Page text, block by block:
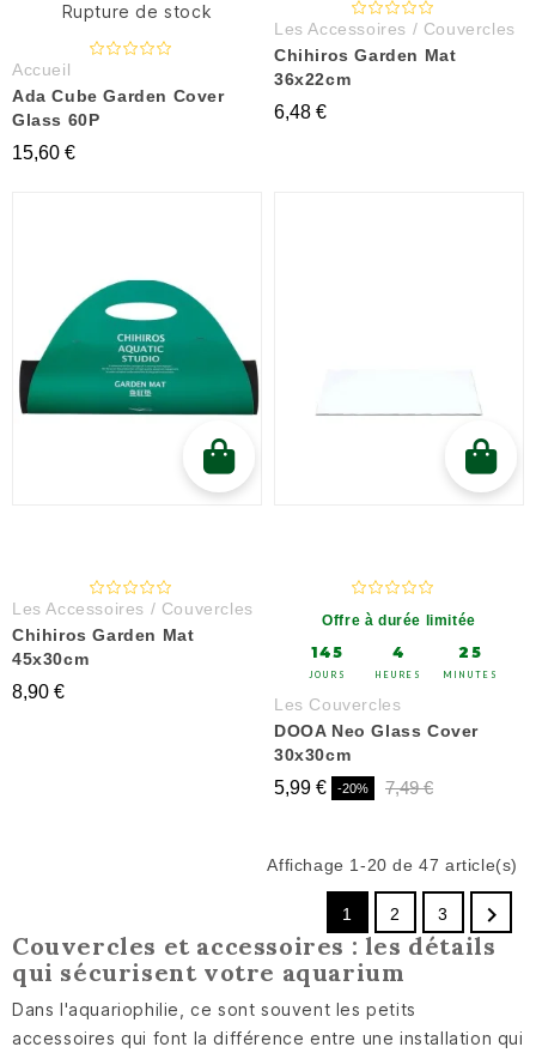
Rupture de stock
Accueil
Ada Cube Garden Cover
Glass 60P
15,60 €
Les Accessoires / Couvercles
Chihiros Garden Mat
36x22cm
6,48 €
Les Accessoires / Couvercles
Chihiros Garden Mat
45x30cm
8,90 €
Offre à durée limitée
145
JOURS
4
HEURES
25
MINUTES
Les Couvercles
DOOA Neo Glass Cover
30x30cm
5,99 € -20% 7,49 €
Affichage 1-20 de 47 article(s)
1 2 3 
Couvercles et accessoires : les détails
qui sécurisent votre aquarium
Dans l'aquariophilie, ce sont souvent les petits
accessoires qui font la différence entre une installation qui